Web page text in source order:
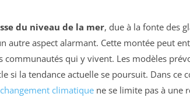
du niveau de la mer, due à la fonte des
autre aspect alarmant. Cette montée peut
communautés qui y vivent. Les modèles
si la tendance actuelle se poursuit. Dans ce
changement climatique ne se limite pas à une